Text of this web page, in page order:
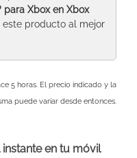
para Xboxen Xbox
este producto al mejor
5 horas. El precio indicado y la
puede variar desde entonces.
en tu móvil